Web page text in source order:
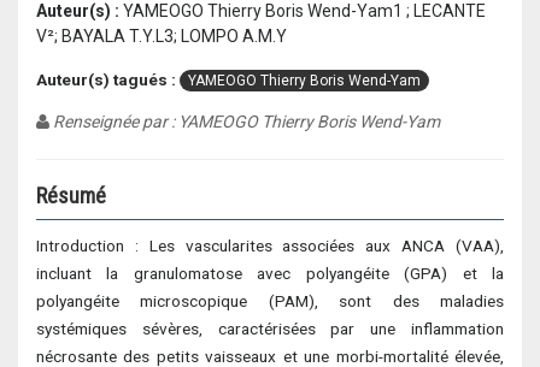
Auteur(s) : YAMEOGO Thierry Boris Wend-Yam1 ; LECANTE
V²; BAYALA T.Y.L3; LOMPO A.M.Y
Auteur(s) tagués : YAMEOGO Thierry Boris Wend-Yam
Renseignée par : YAMEOGO Thierry Boris Wend-Yam
Résumé
Introduction : Les vascularites associées aux ANCA (VAA),
incluant la granulomatose avec polyangéite (GPA) et la
polyangéite microscopique (PAM), sont des maladies
systémiques sévères, caractérisées par une inflammation
nécrosante des petits vaisseaux et une morbi-mortalité élevée,